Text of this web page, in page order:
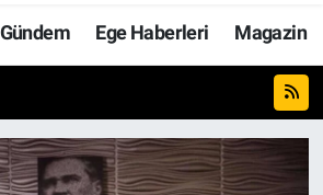
Gündem Ege Haberleri Magazin